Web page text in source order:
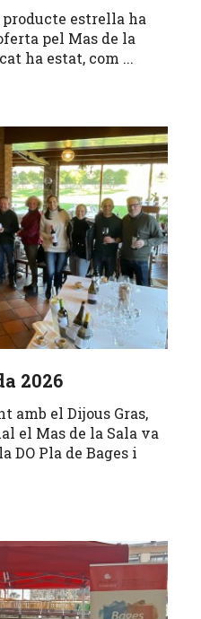
estrella ha
pel Mas de la
ha estat, com ...
2026
amb el Dijous Gras,
el Mas de la Sala va
DO Pla de Bages i